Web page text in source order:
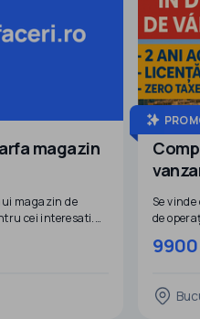
magazin
magazin de
cei interesati.
Se
de
complet
9900